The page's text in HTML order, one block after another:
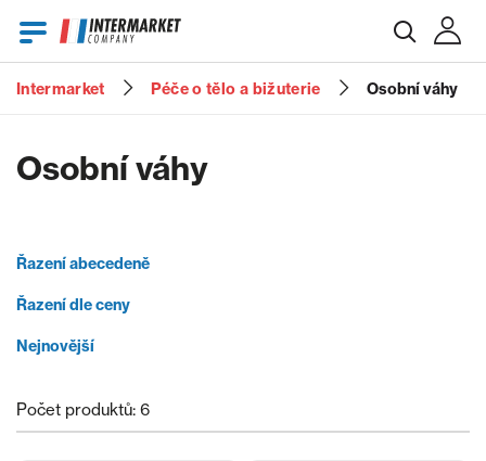
Intermarket Péče o tělo a bižuterie Osobní váhy
Osobní váhy
Řazení abecedeně
Řazení dle ceny
Nejnovější
Počet produktů: 6